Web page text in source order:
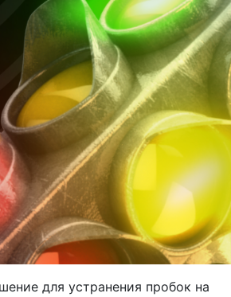
для устранения пробок на